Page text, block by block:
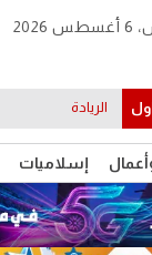
إسلاميات